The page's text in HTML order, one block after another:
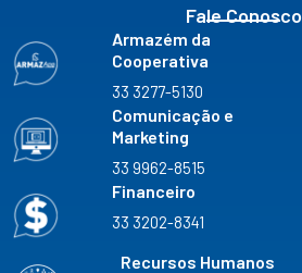
Fale Conosco
Armazém da
Cooperativa
33 3277-5130
Comunicação e
Marketing
33 9962-8515
Financeiro
33 3202-8341
Recursos Humanos